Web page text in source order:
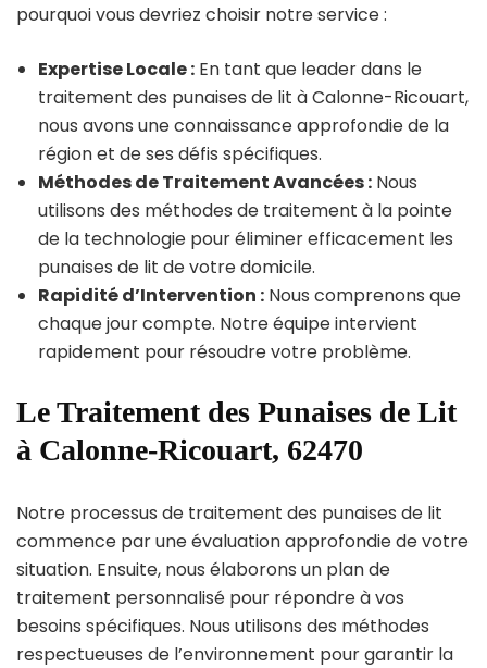
pourquoi vous devriez choisir notre service :
Expertise Locale : En tant que leader dans le
traitement des punaises de lit à Calonne-Ricouart,
nous avons une connaissance approfondie de la
région et de ses défis spécifiques.
Méthodes de Traitement Avancées : Nous
utilisons des méthodes de traitement à la pointe
de la technologie pour éliminer efficacement les
punaises de lit de votre domicile.
Rapidité d’Intervention : Nous comprenons que
chaque jour compte. Notre équipe intervient
rapidement pour résoudre votre problème.
Le Traitement des Punaises de Lit
à Calonne-Ricouart, 62470
Notre processus de traitement des punaises de lit
commence par une évaluation approfondie de votre
situation. Ensuite, nous élaborons un plan de
traitement personnalisé pour répondre à vos
besoins spécifiques. Nous utilisons des méthodes
respectueuses de l’environnement pour garantir la